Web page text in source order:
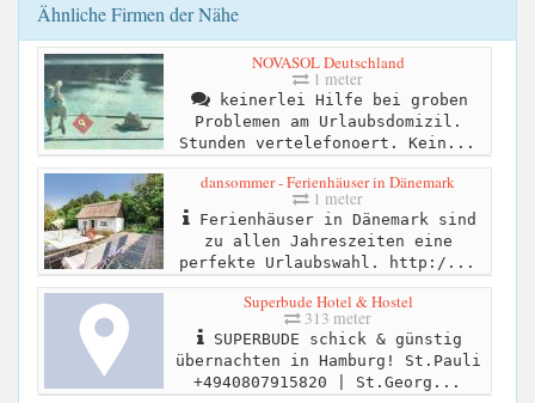
Ähnliche Firmen der Nähe
NOVASOL Deutschland
1 meter
keinerlei Hilfe bei groben
Problemen am Urlaubsdomizil.
Stunden vertelefonoert. Kein...
dansommer - Ferienhäuser in Dänemark
1 meter
Ferienhäuser in Dänemark sind
zu allen Jahreszeiten eine
perfekte Urlaubswahl. http:/...
Superbude Hotel & Hostel
313 meter
SUPERBUDE schick & günstig
übernachten in Hamburg! St.Pauli
+4940807915820 | St.Georg...